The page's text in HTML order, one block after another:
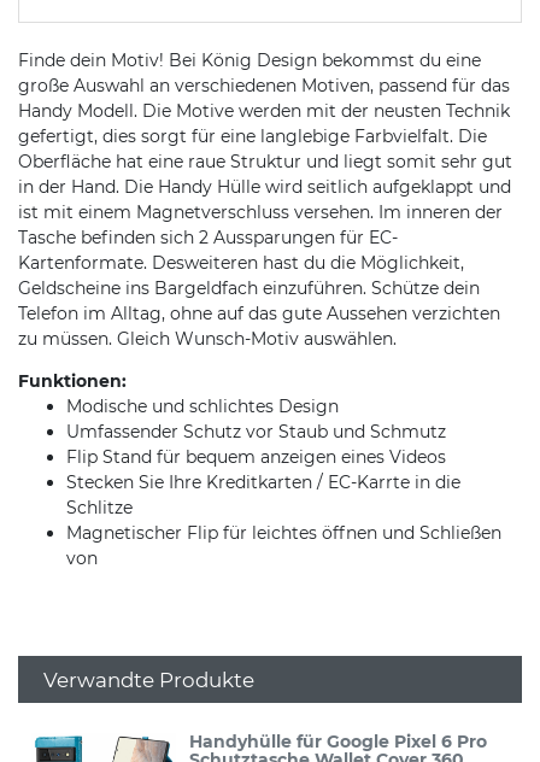
Finde dein Motiv! Bei König Design bekommst du eine
große Auswahl an verschiedenen Motiven, passend für das
Handy Modell. Die Motive werden mit der neusten Technik
gefertigt, dies sorgt für eine langlebige Farbvielfalt. Die
Oberfläche hat eine raue Struktur und liegt somit sehr gut
in der Hand. Die Handy Hülle wird seitlich aufgeklappt und
ist mit einem Magnetverschluss versehen. Im inneren der
Tasche befinden sich 2 Aussparungen für EC-
Kartenformate. Desweiteren hast du die Möglichkeit,
Geldscheine ins Bargeldfach einzuführen. Schütze dein
Telefon im Alltag, ohne auf das gute Aussehen verzichten
zu müssen. Gleich Wunsch-Motiv auswählen.
Funktionen:
Modische und schlichtes Design
Umfassender Schutz vor Staub und Schmutz
Flip Stand für bequem anzeigen eines Videos
Stecken Sie Ihre Kreditkarten / EC-Karrte in die
Schlitze
Magnetischer Flip für leichtes öffnen und Schließen
von
Verwandte Produkte
Handyhülle für Google Pixel 6 Pro